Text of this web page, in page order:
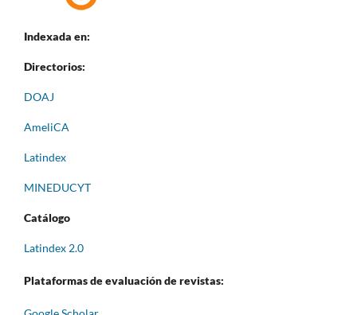
Indexada en:
Directorios:
DOAJ
AmeliCA
Latindex
MINEDUCYT
Catálogo
Latindex 2.0
Plataformas de evaluación de revistas: